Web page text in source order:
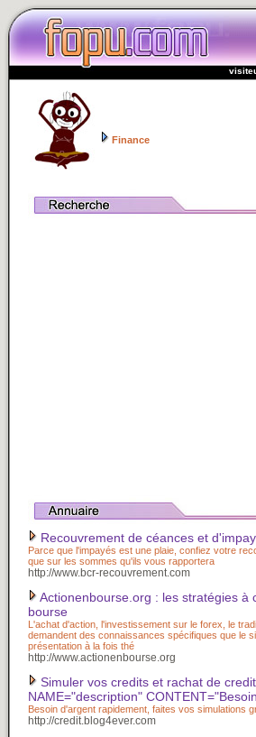
Finance
Recouvrement de céances et
Parce que l'impayés est une plaie, confiez votre
que sur les sommes qu'ils vous rapportera
http://www.bcr-recouvrement.com
Actionenbourse.org : les stratégies
bourse
L'achat d'action, l'investissement sur le forex, le
demandent des connaissances spécifiques que le
présentation à la fois thé
http://www.actionenbourse.org
Simuler vos credits et rachat de
NAME="description"
Besoin d'argent rapidement, faites vos simulations
http://credit.blog4ever.com